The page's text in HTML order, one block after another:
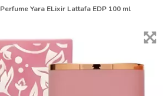
Perfume Yara ELixir Lattafa EDP 100 ml